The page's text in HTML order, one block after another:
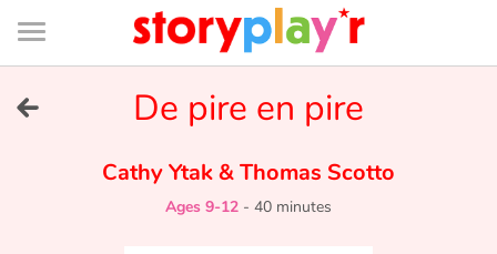
Connexion
Bibliothèque
de
page
De pire en pire
Cathy Ytak&Thomas Scotto
Ages 9-12 - 40 minutes